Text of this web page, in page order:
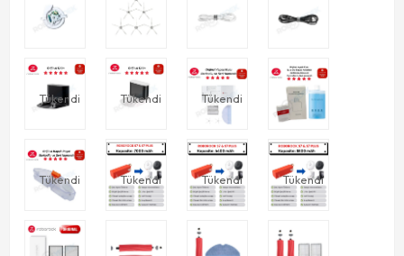
Tükendi Tükendi Tükendi
Tükendi Tükendi Tükendi Tükendi